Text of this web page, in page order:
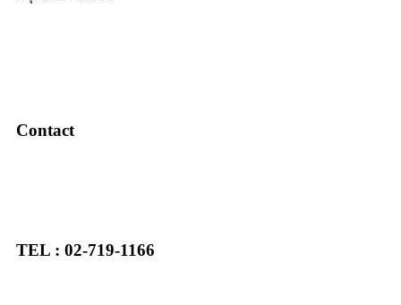
Contact
TEL : 02-719-1166